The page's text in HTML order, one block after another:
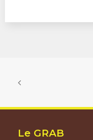
Le GRAB